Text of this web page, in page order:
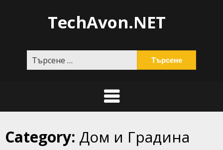
TechAvon.NET
за:
Category: Дом и Градина